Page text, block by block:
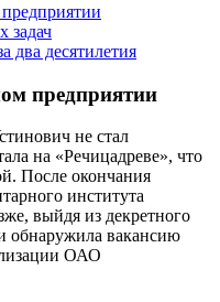
задач
два десятилетия
предприятии
не стал
на «Речицадреве», что
После окончания
института
выйдя из декретного
обнаружила вакансию
ОАО